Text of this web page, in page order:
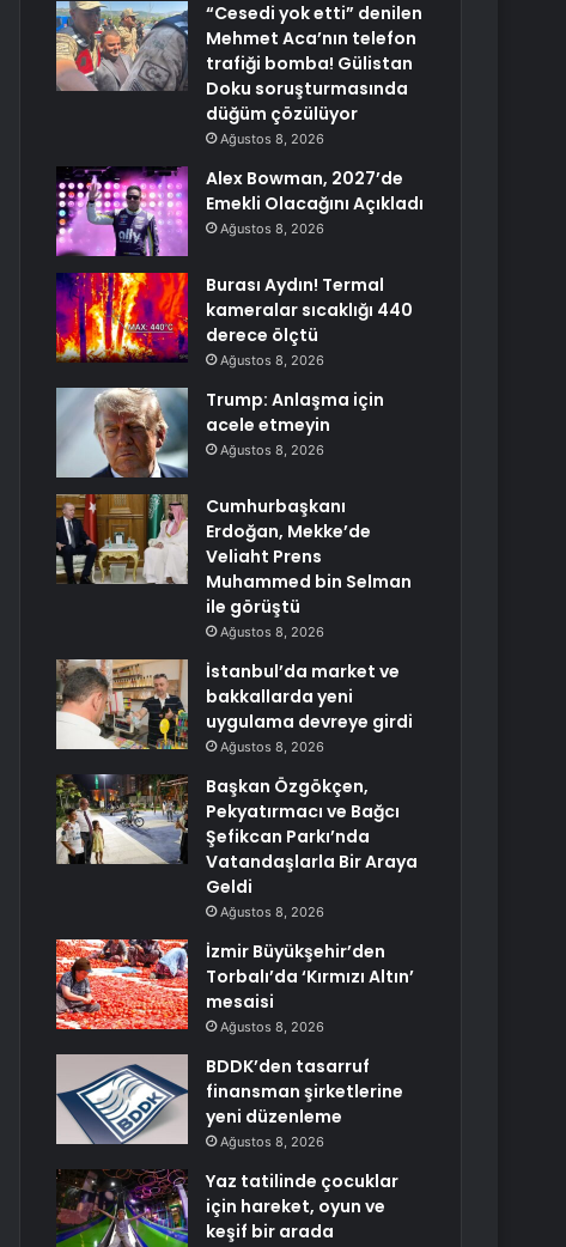
“Cesedi yok etti” denilen
Mehmet Aca’nın telefon
trafiği bomba! Gülistan
Doku soruşturmasında
düğüm çözülüyor
Ağustos 8, 2026
Alex Bowman, 2027’de
Emekli Olacağını Açıkladı
Ağustos 8, 2026
Burası Aydın! Termal
kameralar sıcaklığı 440
derece ölçtü
Ağustos 8, 2026
Trump: Anlaşma için
acele etmeyin
Ağustos 8, 2026
Cumhurbaşkanı
Erdoğan, Mekke’de
Veliaht Prens
Muhammed bin Selman
ile görüştü
Ağustos 8, 2026
İstanbul’da market ve
bakkallarda yeni
uygulama devreye girdi
Ağustos 8, 2026
Başkan Özgökçen,
Pekyatırmacı ve Bağcı
Şefikcan Parkı’nda
Vatandaşlarla Bir Araya
Geldi
Ağustos 8, 2026
İzmir Büyükşehir’den
Torbalı’da ‘Kırmızı Altın’
mesaisi
Ağustos 8, 2026
BDDK’den tasarruf
finansman şirketlerine
yeni düzenleme
Ağustos 8, 2026
Yaz tatilinde çocuklar
için hareket, oyun ve
keşif bir arada